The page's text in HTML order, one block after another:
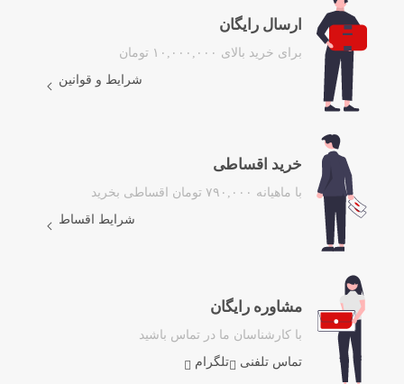
ارسال رایگان
برای خرید بالای ۱۰,۰۰۰,۰۰۰ تومان
شرایط و قوانین
خرید اقساطی
با ماهیانه ۷۹۰,۰۰۰ تومان اقساطی بخرید
شرایط اقساط
مشاوره رایگان
با کارشناسان ما در تماس باشید
تماس تلفنی
تلگرام